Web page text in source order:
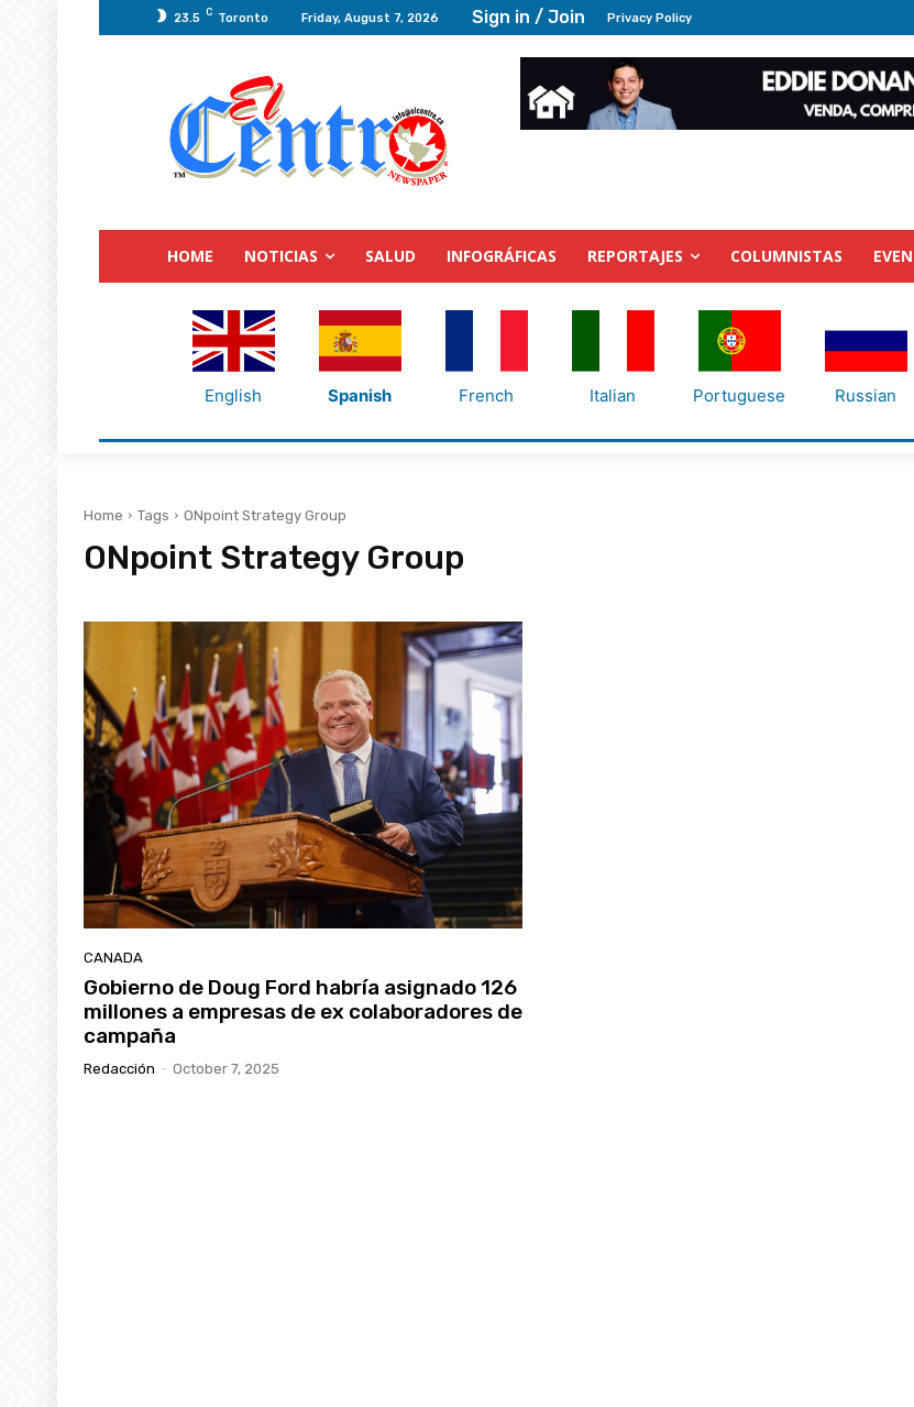
23.5 C Toronto Friday, August 7, 2026 Sign in / Join Privacy Policy
HOME NOTICIAS SALUD INFOGRÁFICAS REPORTAJES COLUMNISTAS
English Spanish French Italian Portuguese Russian
Home Tags ONpoint Strategy Group
ONpoint Strategy Group
CANADA
Gobierno de Doug Ford habría asignado 126
millones a empresas de ex colaboradores de
campaña
Redacción - October 7, 2025